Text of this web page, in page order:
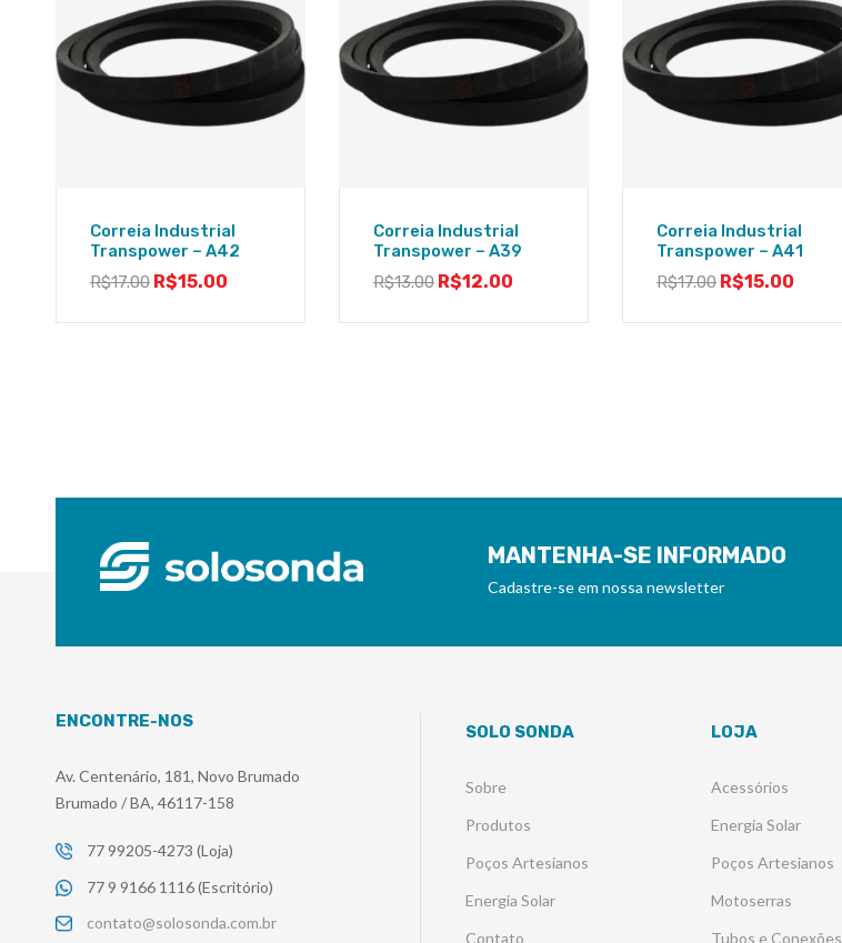
Correia Industrial
Transpower – A42
R$17.00 R$15.00
Correia Industrial
Transpower – A39
R$13.00 R$12.00
Correia Industrial
Transpower – A41
R$17.00 R$15.00
MANTENHA-SE INFORMADO
Cadastre-se em nossa newsletter
ENCONTRE-NOS
Av. Centenário, 181, Novo Brumado
Brumado / BA, 46117-158
77 99205-4273 (Loja)
77 9 9166 1116 (Escritório)
contato@solosonda.com.br
SOLO SONDA
Sobre
Produtos
Poços Artesianos
Energia Solar
Contato
LOJA
Acessórios
Energia Solar
Poços Artesianos
Motoserras
Tubos e Conexões